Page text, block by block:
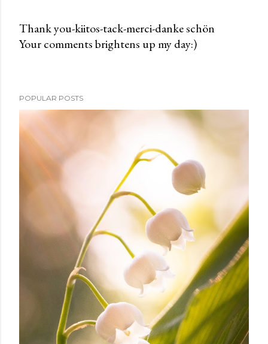
P
a
C
o
m
Thank you-kiitos-tack-merci-danke schön
Your comments brightens up my day:)
POPULAR POSTS